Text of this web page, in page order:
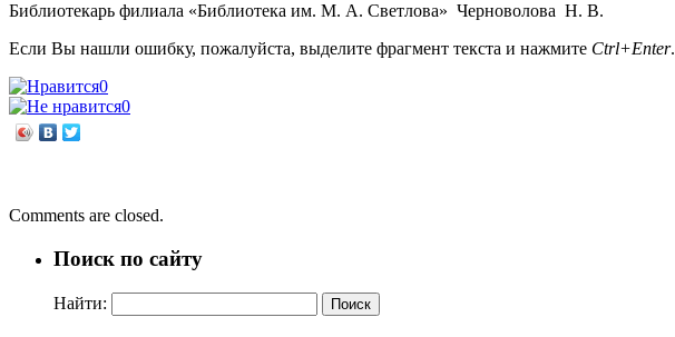
Библиотекарь филиала «Библиотека им. М. А. Светлова» Черноволова Н. В.
Если Вы нашли ошибку, пожалуйста, выделите фрагмент текста и нажмите Ctrl+Enter.
0
0
Comments are closed.
Поиск по сайту
Найти: